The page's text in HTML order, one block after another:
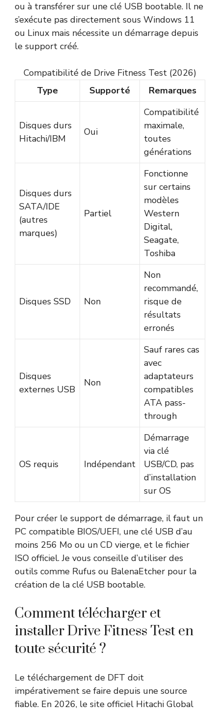
ou à transférer sur une clé USB bootable. Il ne
s’exécute pas directement sous Windows 11
ou Linux mais nécessite un démarrage depuis
le support créé.
Compatibilité de Drive Fitness Test (2026)
Type
Supporté Remarques
Disques durs
Hitachi/IBM
Oui
Compatibilité
maximale,
toutes
générations
Disques durs
SATA/IDE
(autres
marques)
Partiel
Fonctionne
sur certains
modèles
Western
Digital,
Seagate,
Toshiba
Disques SSD Non
Non
recommandé,
risque de
résultats
erronés
Disques
externes USB
Non
Sauf rares cas
avec
adaptateurs
compatibles
ATA pass-
through
OS requis Indépendant
Démarrage
via clé
USB/CD, pas
d’installation
sur OS
Pour créer le support de démarrage, il faut un
PC compatible BIOS/UEFI, une clé USB d’au
moins 256 Mo ou un CD vierge, et le fichier
ISO officiel. Je vous conseille d’utiliser des
outils comme Rufus ou BalenaEtcher pour la
création de la clé USB bootable.
Comment télécharger et
installer Drive Fitness Test en
toute sécurité ?
Le téléchargement de DFT doit
impérativement se faire depuis une source
fiable. En 2026, le site officiel Hitachi Global